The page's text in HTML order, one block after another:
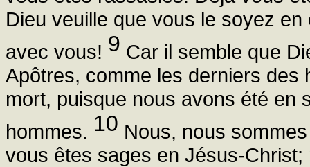
Dieu veuille que vous le soyez
avec vous! 9 Car il semble que
Apôtres, comme les derniers des
mort, puisque nous avons été en
hommes. 10 Nous, nous
vous êtes sages en Jésus-